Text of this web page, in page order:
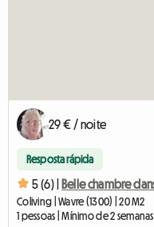
29 € / noite
Resposta rápida
5 (6) |
Coliving | Wavre (1300) | 20 M2
1 pessoas | Mínimo de 2 semanas